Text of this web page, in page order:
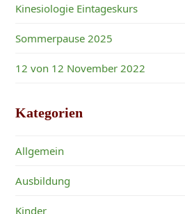
Kinesiologie Eintageskurs
Sommerpause 2025
12 von 12 November 2022
Kategorien
Allgemein
Ausbildung
Kinder